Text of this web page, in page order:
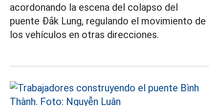
acordonando la escena del colapso del
puente Đắk Lung, regulando el movimiento de
los vehículos en otras direcciones.